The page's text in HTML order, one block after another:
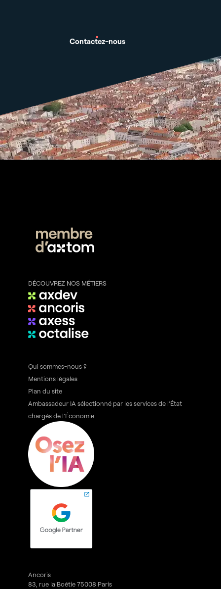
Contactez-nous
DÉCOUVREZ NOS MÉTIERS
Qui sommes-nous ?
Mentions légales
Plan du site
Ambassadeur IA sélectionné par les services de l’État
chargés de l’Économie
Ancoris
83, rue la Boétie 75008 Paris